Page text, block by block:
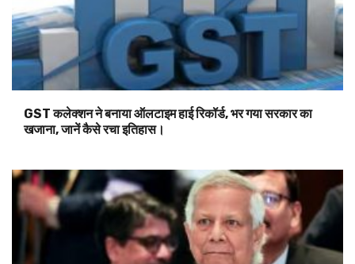
GST कलेक्शन ने बनाया ऑलटाइम हाई रिकॉर्ड, भर गया सरकार का
खजाना, जानें कैसे रचा इतिहास।